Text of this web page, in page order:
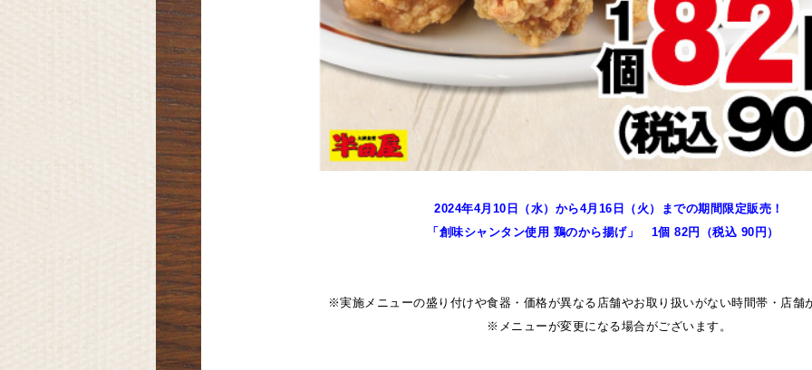
2024年4月10日（水）から4月16 日（火）までの期間限定販売！
「創味シャンタン使用 鶏のから揚げ」 1個 82円（税込 90円）
※実施メニューの盛り付けや食器・価格が異なる店舗やお取り扱いがない時間帯・店舗
※メニューが変更になる場合がございます。